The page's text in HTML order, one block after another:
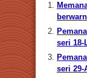
seri
seri 29-